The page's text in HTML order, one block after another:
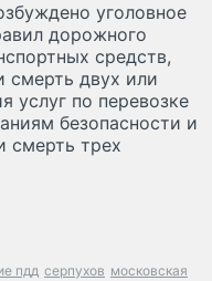
уголовное
дорожного
средств,
смерть двух или
услуг по перевозке
безопасности и
смерть трех
пдд серпухов московская